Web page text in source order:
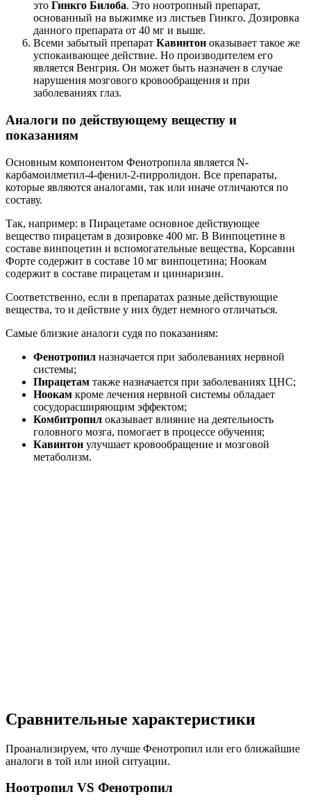
это Гинкго Билоба. Это ноотропный препарат,
основанный на выжимке из листьев Гинкго. Дозировка
данного препарата от 40 мг и выше.
Всеми забытый препарат Кавинтон оказывает такое же
успокаивающее действие. Но производителем его
является Венгрия. Он может быть назначен в случае
нарушения мозгового кровообращения и при
заболеваниях глаз.
Аналоги по действующему веществу и
показаниям
Основным компонентом Фенотропила является N-
карбамоилметил-4-фенил-2-пирролидон. Все препараты,
которые являются аналогами, так или иначе отличаются по
составу.
Так, например: в Пирацетаме основное действующее
вещество пирацетам в дозировке 400 мг. В Винпоцетине в
составе винпоцетин и вспомогательные вещества, Корсавин
Форте содержит в составе 10 мг винпоцетина; Ноокам
содержит в составе пирацетам и циннаризин.
Соответственно, если в препаратах разные действующие
вещества, то и действие у них будет немного отличаться.
Самые близкие аналоги судя по показаниям:
Фенотропил назначается при заболеваниях нервной
системы;
Пирацетам также назначается при заболеваниях ЦНС;
Ноокам кроме лечения нервной системы обладает
сосудорасширяющим эффектом;
Комбитропил оказывает влияние на деятельность
головного мозга, помогает в процессе обучения;
Кавинтон улучшает кровообращение и мозговой
метаболизм.
Сравнительные характеристики
Проанализируем, что лучше Фенотропил или его ближайшие
аналоги в той или иной ситуации.
Ноотропил VS Фенотропил